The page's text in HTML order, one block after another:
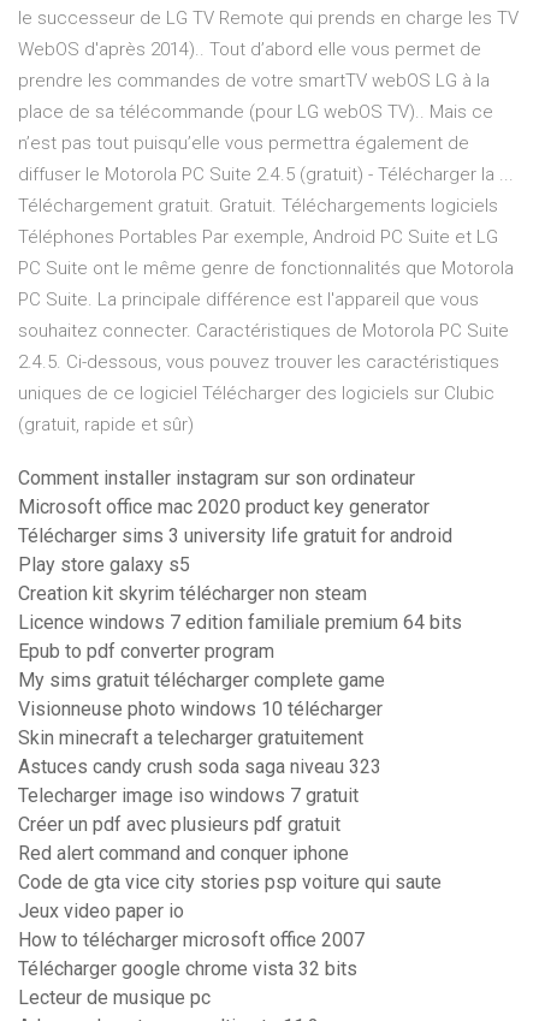
le successeur de LG TV Remote qui prends en charge les TV
WebOS d'après 2014).. Tout d’abord elle vous permet de
prendre les commandes de votre smartTV webOS LG à la
place de sa télécommande (pour LG webOS TV).. Mais ce
n’est pas tout puisqu’elle vous permettra également de
diffuser le Motorola PC Suite 2.4.5 (gratuit) - Télécharger la ...
Téléchargement gratuit. Gratuit. Téléchargements logiciels
Téléphones Portables Par exemple, Android PC Suite et LG
PC Suite ont le même genre de fonctionnalités que Motorola
PC Suite. La principale différence est l'appareil que vous
souhaitez connecter. Caractéristiques de Motorola PC Suite
2.4.5. Ci-dessous, vous pouvez trouver les caractéristiques
uniques de ce logiciel Télécharger des logiciels sur Clubic
(gratuit, rapide et sûr)
Comment installer instagram sur son ordinateur
Microsoft office mac 2020 product key generator
Télécharger sims 3 university life gratuit for android
Play store galaxy s5
Creation kit skyrim télécharger non steam
Licence windows 7 edition familiale premium 64 bits
Epub to pdf converter program
My sims gratuit télécharger complete game
Visionneuse photo windows 10 télécharger
Skin minecraft a telecharger gratuitement
Astuces candy crush soda saga niveau 323
Telecharger image iso windows 7 gratuit
Créer un pdf avec plusieurs pdf gratuit
Red alert command and conquer iphone
Code de gta vice city stories psp voiture qui saute
Jeux video paper io
How to télécharger microsoft office 2007
Télécharger google chrome vista 32 bits
Lecteur de musique pc